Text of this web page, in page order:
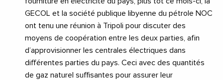
GECOL et la société publique libyenne du pétrole NOC
ont tenu une réunion à Tripoli pour discuter des
moyens de coopération entre les deux parties, afin
d’approvisionner les centrales électriques dans
différentes parties du pays. Ceci avec des quantités
de gaz naturel suffisantes pour assurer leur